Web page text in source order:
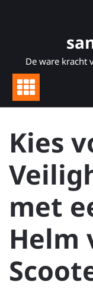
De ware kracht
Kies
met
Helm